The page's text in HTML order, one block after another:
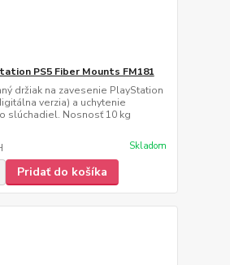
PS5 Fiber Mounts FM181
držiak na zavesenie PlayStation
verzia) a uchytenie
slúchadiel. Nosnosť 10 kg
Skladom
Pridať do košíka